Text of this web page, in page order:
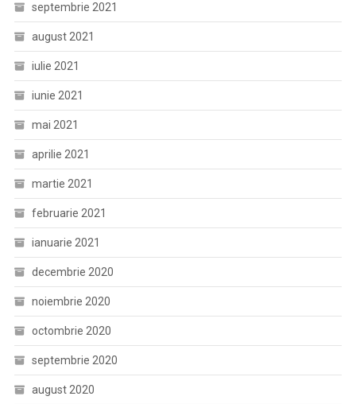
septembrie 2021
august 2021
iulie 2021
iunie 2021
mai 2021
aprilie 2021
martie 2021
februarie 2021
ianuarie 2021
decembrie 2020
noiembrie 2020
octombrie 2020
septembrie 2020
august 2020